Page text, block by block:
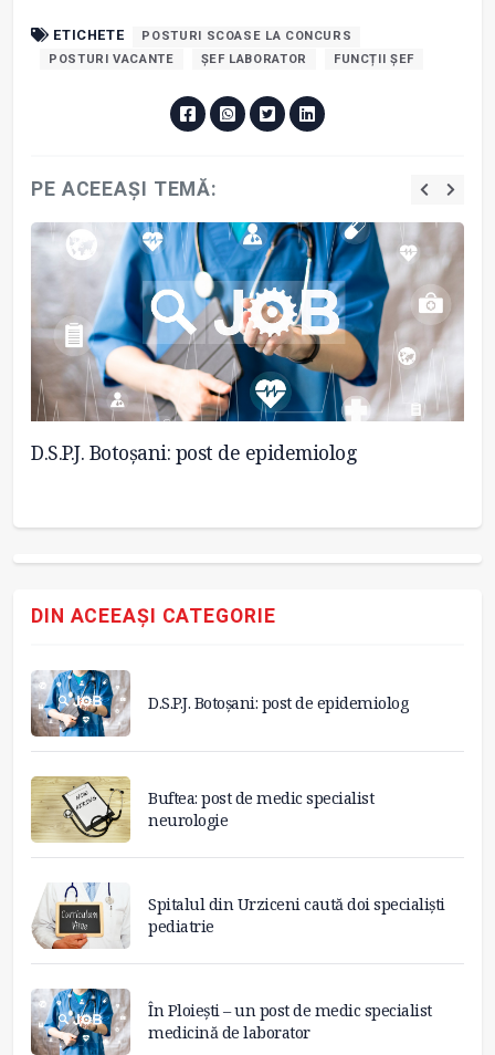
ETICHETE
POSTURI SCOASE LA CONCURS
POSTURI VACANTE
ȘEF LABORATOR FUNCȚII ȘEF
PE ACEEAȘI TEMĂ:
D.S.P.J. Botoșani: post de epidemiolog
DIN ACEEAȘI CATEGORIE
D.S.P.J. Botoșani: post de epidemiolog
Buftea: post de medic specialist
neurologie
Spitalul din Urziceni caută doi specialiști
pediatrie
În Ploiești – un post de medic specialist
medicină de laborator